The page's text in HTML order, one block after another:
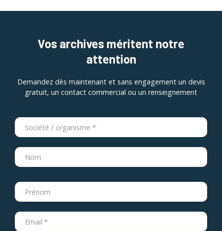
Vos archives méritent notre
attention
Demandez dès maintenant et sans engagement un devis
gratuit, un contact commercial ou un renseignement